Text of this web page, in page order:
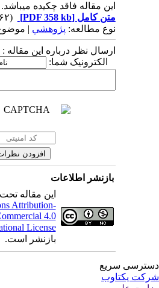
این مقاله فاقد چکیده می​باشد.
متن کامل[PDF 358 kb]
نوع مطالعه:پژوهشي| موضوع
ارسال نظر درباره این مقاله :
الکترونیک شما:
بازنشر اطلاعات
این مقاله
Attribution-
4.0
License
بازنشر است.
سریع
یکتاوب